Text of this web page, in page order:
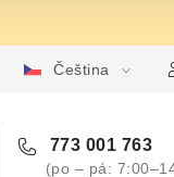
ochrany
Čeština
773 001 763
(po – pá: